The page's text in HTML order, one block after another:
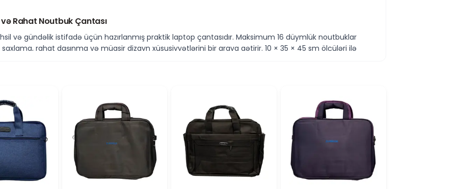
Rahat Noutbuk Çantası
və gündəlik istifadə üçün hazırlanmış praktik laptop çantasıdır. Maksimum 16 düymlük noutbuklar
rahat daşınma və müasir dizayn xüsusiyyətlərini bir araya gətirir. 10 × 35 × 45 sm ölçüləri ilə
uyğun davamlı materiallardan hazırlanıb. ECO konsepsiyası ilə hazırlanan bu model həm
Saxlama
noutbuk modelləri üçün nəzərdə tutulub. Xüsusi daxili bölmə cihazın təhlükəsiz yerləşdirilməsinə
kabel, sənəd və digər aksesuarların səliqəli saxlanmasına imkan yaradır.
× 45 sm ölçüləri ilə gündəlik istifadə üçün əlverişli quruluşa malikdir. Rahat dizaynı sayəsində işə,
və vacib əşyaları asanlıqla daşımaq mümkündür.